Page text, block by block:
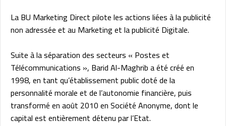
La BU Marketing Direct pilote les actions liées à la publicité
non adressée et au Marketing et la publicité Digitale.
Suite à la séparation des secteurs « Postes et
Télécommunications », Barid Al-Maghrib a été créé en
1998, en tant qu’établissement public doté de la
personnalité morale et de l’autonomie financière, puis
transformé en août 2010 en Société Anonyme, dont le
capital est entièrement détenu par l’Etat.